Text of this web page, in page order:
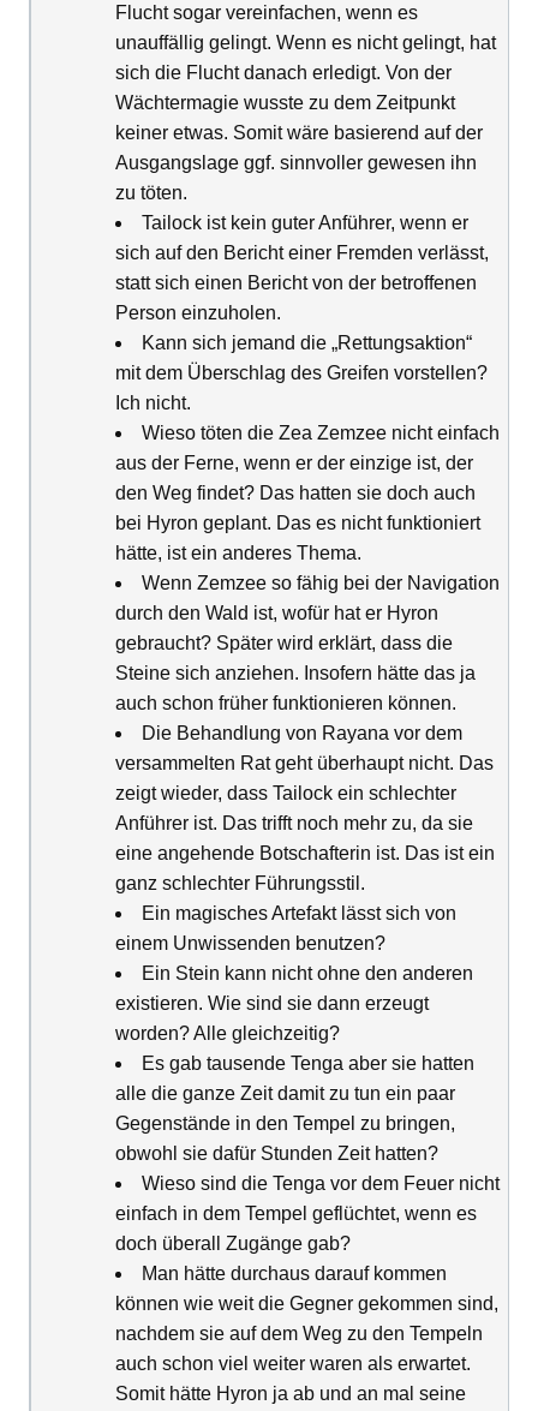
Flucht sogar vereinfachen, wenn es
unauffällig gelingt. Wenn es nicht gelingt, hat
sich die Flucht danach erledigt. Von der
Wächtermagie wusste zu dem Zeitpunkt
keiner etwas. Somit wäre basierend auf der
Ausgangslage ggf. sinnvoller gewesen ihn
zu töten.
Tailock ist kein guter Anführer, wenn er
sich auf den Bericht einer Fremden verlässt,
statt sich einen Bericht von der betroffenen
Person einzuholen.
Kann sich jemand die „Rettungsaktion“
mit dem Überschlag des Greifen vorstellen?
Ich nicht.
Wieso töten die Zea Zemzee nicht einfach
aus der Ferne, wenn er der einzige ist, der
den Weg findet? Das hatten sie doch auch
bei Hyron geplant. Das es nicht funktioniert
hätte, ist ein anderes Thema.
Wenn Zemzee so fähig bei der Navigation
durch den Wald ist, wofür hat er Hyron
gebraucht? Später wird erklärt, dass die
Steine sich anziehen. Insofern hätte das ja
auch schon früher funktionieren können.
Die Behandlung von Rayana vor dem
versammelten Rat geht überhaupt nicht. Das
zeigt wieder, dass Tailock ein schlechter
Anführer ist. Das trifft noch mehr zu, da sie
eine angehende Botschafterin ist. Das ist ein
ganz schlechter Führungsstil.
Ein magisches Artefakt lässt sich von
einem Unwissenden benutzen?
Ein Stein kann nicht ohne den anderen
existieren. Wie sind sie dann erzeugt
worden? Alle gleichzeitig?
Es gab tausende Tenga aber sie hatten
alle die ganze Zeit damit zu tun ein paar
Gegenstände in den Tempel zu bringen,
obwohl sie dafür Stunden Zeit hatten?
Wieso sind die Tenga vor dem Feuer nicht
einfach in dem Tempel geflüchtet, wenn es
doch überall Zugänge gab?
Man hätte durchaus darauf kommen
können wie weit die Gegner gekommen sind,
nachdem sie auf dem Weg zu den Tempeln
auch schon viel weiter waren als erwartet.
Somit hätte Hyron ja ab und an mal seine